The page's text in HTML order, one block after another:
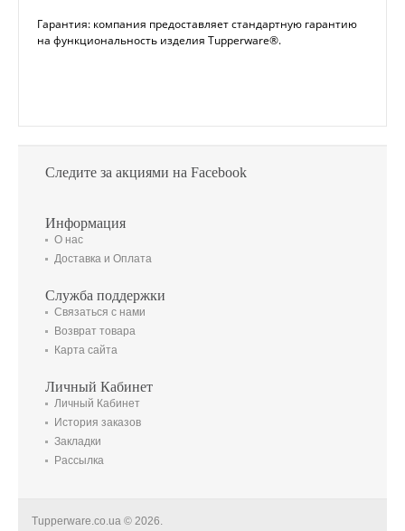
Гарантия: компания предоставляет стандартную гарантию
на функциональность изделия Tupperware®.
Следите за акциями на Facebook
Информация
О нас
Доставка и Оплата
Служба поддержки
Связаться с нами
Возврат товара
Карта сайта
Личный Кабинет
Личный Кабинет
История заказов
Закладки
Рассылка
Tupperware.co.ua © 2026.